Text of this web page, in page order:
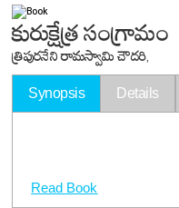
కురుక్షేత్ర సంగ్రామం
త్రిపురనేని రామస్వామి చౌదరి,
Synopsis Details
Read Book